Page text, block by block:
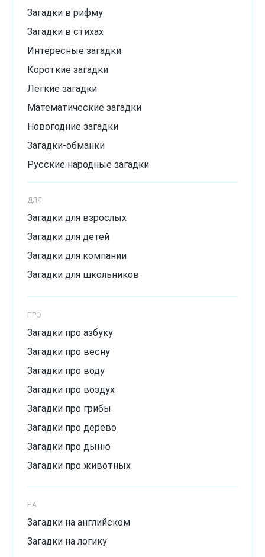
Загадки в рифму
Загадки в стихах
Интересные загадки
Короткие загадки
Легкие загадки
Математические загадки
Новогодние загадки
Загадки-обманки
Русские народные загадки
Сложные загадки
Смешные загадки
Хитрые загадки
ДЛЯ
Загадки для взрослых
Загадки для детей
Загадки для компании
Загадки для школьников
ПРО
Загадки про азбуку
Загадки про весну
Загадки про воду
Загадки про воздух
Загадки про грибы
Загадки про дерево
Загадки про дыню
Загадки про животных
Загадки про лёд
Загадки про лето
Загадки про мороз
НА
Загадки на английском
Загадки на логику